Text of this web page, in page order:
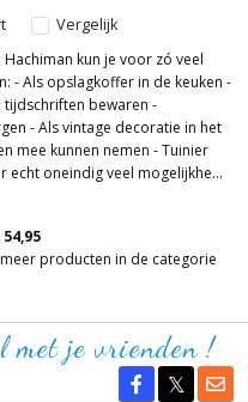
Vergelijk
kun je voor zó veel
- Als opslagkoffer in de keuken -
tijdschriften bewaren -
- Als vintage decoratie in het
mee kunnen nemen - Tuinier
echt oneindig veel mogelijkhe...
54,95
producten in de categorie
met je vrienden !